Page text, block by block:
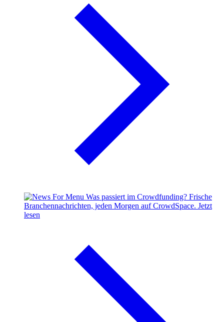
Was passiert im Crowdfunding? Frische
Branchennachrichten, jeden Morgen auf CrowdSpace. Jetzt
lesen